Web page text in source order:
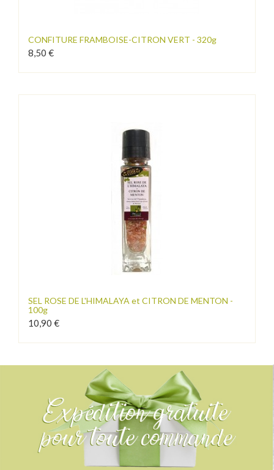
CONFITURE FRAMBOISE-CITRON VERT - 320g
8,50 €
SEL ROSE DE L'HIMALAYA et CITRON DE MENTON -
100g
10,90 €